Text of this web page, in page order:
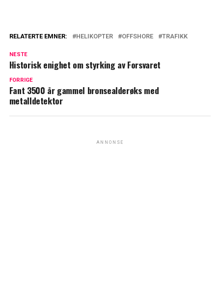
RELATERTE EMNER: HELIKOPTER OFFSHORE TRAFIKK
NESTE
Historisk enighet om styrking av Forsvaret
FORRIGE
Fant 3500 år gammel bronsealderøks med
metalldetektor
ANNONSE